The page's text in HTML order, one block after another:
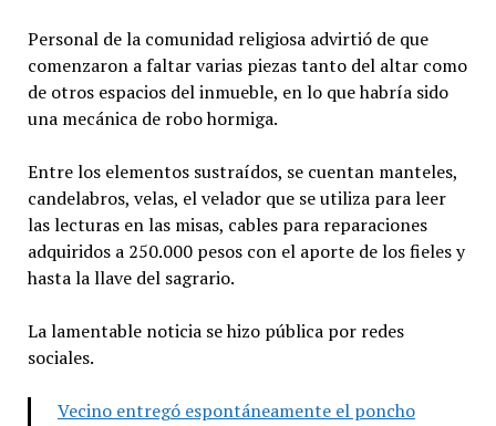
Personal de la comunidad religiosa advirtió de que
comenzaron a faltar varias piezas tanto del altar como
de otros espacios del inmueble, en lo que habría sido
una mecánica de robo hormiga.
Entre los elementos sustraídos, se cuentan manteles,
candelabros, velas, el velador que se utiliza para leer
las lecturas en las misas, cables para reparaciones
adquiridos a 250.000 pesos con el aporte de los fieles y
hasta la llave del sagrario.
La lamentable noticia se hizo pública por redes
sociales.
Vecino entregó espontáneamente el poncho